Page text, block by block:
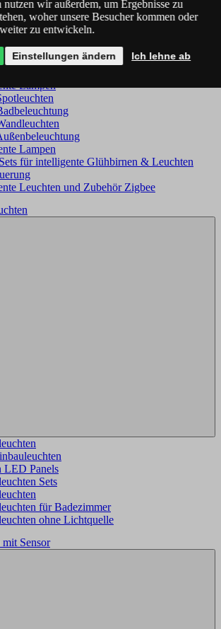
- das komplette Angebot
- komplettes Sortiment
- das komplette Angebot
Lampen
Lampen
für intelligente Glühbirnen & Leuchten
Leuchten und Zubehör Zigbee
LED Panels
Sets
für Badezimmer
ohne Lichtquelle
Sensor
wir außerdem, um Ergebnisse zu
woher unsere Besucher kommen oder
zu entwickeln.
Einstellungen ändern Ich lehne ab